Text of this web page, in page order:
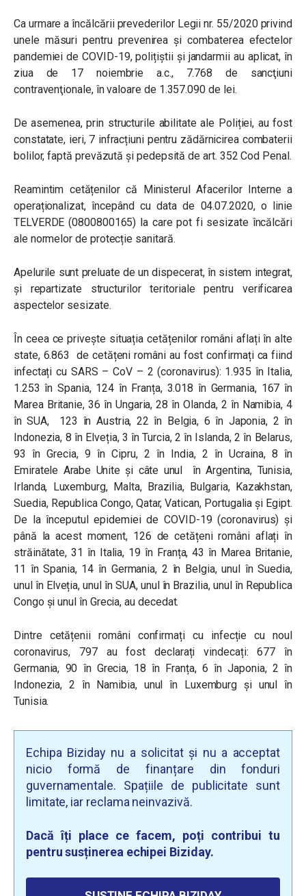
Ca urmare a încălcării prevederilor Legii nr. 55/2020 privind
unele măsuri pentru prevenirea și combaterea efectelor
pandemiei de COVID-19, polițiștii și jandarmii au aplicat, în
ziua de 17 noiembrie a.c., 7.768 de sancţiuni
contravenţionale, în valoare de 1.357.090 de lei.
De asemenea, prin structurile abilitate ale Poliției, au fost
constatate, ieri, 7 infracțiuni pentru zădărnicirea combaterii
bolilor, faptă prevăzută și pedepsită de art. 352 Cod Penal.
Reamintim cetățenilor că Ministerul Afacerilor Interne a
operaționalizat, începând cu data de 04.07.2020, o linie
TELVERDE (0800800165) la care pot fi sesizate încălcări
ale normelor de protecție sanitară.
Apelurile sunt preluate de un dispecerat, în sistem integrat,
și repartizate structurilor teritoriale pentru verificarea
aspectelor sesizate.
În ceea ce privește situația cetățenilor români aflați în alte
state, 6.863 de cetățeni români au fost confirmați ca fiind
infectați cu SARS – CoV – 2 (coronavirus): 1.935 în Italia,
1.253 în Spania, 124 în Franța, 3.018 în Germania, 167 în
Marea Britanie, 36 în Ungaria, 28 în Olanda, 2 în Namibia, 4
în SUA, 123 în Austria, 22 în Belgia, 6 în Japonia, 2 în
Indonezia, 8 în Elveția, 3 în Turcia, 2 în Islanda, 2 în Belarus,
93 în Grecia, 9 în Cipru, 2 în India, 2 în Ucraina, 8 în
Emiratele Arabe Unite și câte unul în Argentina, Tunisia,
Irlanda, Luxemburg, Malta, Brazilia, Bulgaria, Kazakhstan,
Suedia, Republica Congo, Qatar, Vatican, Portugalia și Egipt.
De la începutul epidemiei de COVID-19 (coronavirus) și
până la acest moment, 126 de cetățeni români aflați în
străinătate, 31 în Italia, 19 în Franța, 43 în Marea Britanie,
11 în Spania, 14 în Germania, 2 în Belgia, unul în Suedia,
unul în Elveția, unul în SUA, unul în Brazilia, unul în Republica
Congo și unul în Grecia, au decedat.
Dintre cetățenii români confirmați cu infecție cu noul
coronavirus, 797 au fost declarați vindecați: 677 în
Germania, 90 în Grecia, 18 în Franța, 6 în Japonia, 2 în
Indonezia, 2 în Namibia, unul în Luxemburg și unul în
Tunisia.
Echipa Biziday nu a solicitat și nu a acceptat
nicio formă de finanțare din fonduri
guvernamentale. Spațiile de publicitate sunt
limitate, iar reclama neinvazivă.
Dacă îți place ce facem, poți contribui tu
pentru susținerea echipei Biziday.